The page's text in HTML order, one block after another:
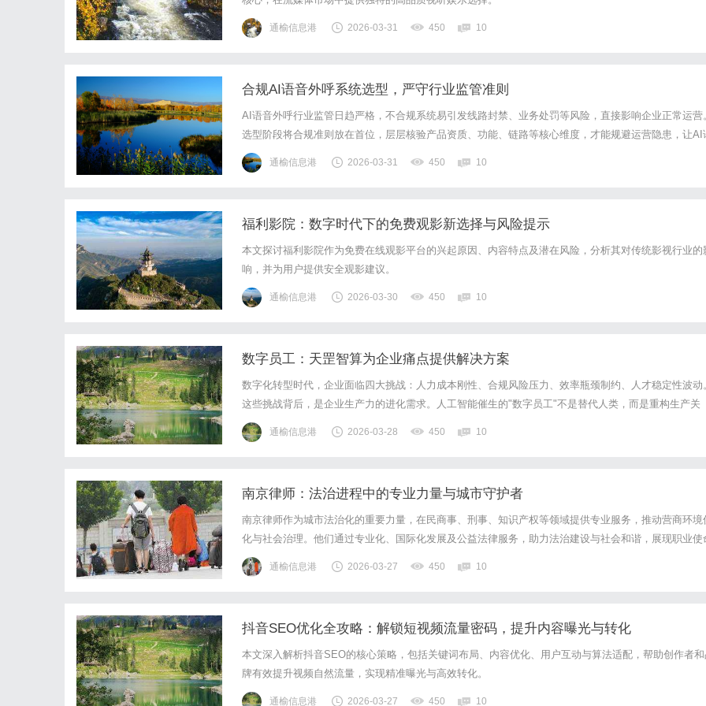
通榆信息港 2026-03-31 450 10
合规AI语音外呼系统选型，严守行业监管准则
AI语音外呼行业监管日趋严格，不合规系统易引发线路封禁、业务处罚等风险，直接影响企业正常运营
选型阶段将合规准则放在首位，层层核验产品资质、功能、链路等核心维度，才能规避运营隐患，让AI
音外呼业务在合规框架内平稳落地。服务商合规资质核验选型首要环节核查服务商主体资质，确认具备
值电信业务经营许可、呼叫中心业务备案等正规手续，资质文件处于有效期限内，且业务范...
通榆信息港 2026-03-31 450 10
福利影院：数字时代下的免费观影新选择与风险提示
本文探讨福利影院作为免费在线观影平台的兴起原因、内容特点及潜在风险，分析其对传统影视行业的
响，并为用户提供安全观影建议。
通榆信息港 2026-03-30 450 10
数字员工：天罡智算为企业痛点提供解决方案
数字化转型时代，企业面临四大挑战：人力成本刚性、合规风险压力、效率瓶颈制约、人才稳定性波动
这些挑战背后，是企业生产力的进化需求。人工智能催生的"数字员工"不是替代人类，而是重构生产关
系。天罡智算的数字员工解决方案为企业提供技术桥梁，帮助穿越这些挑战。人力成本结构刚性解决方
传统人工模式：薪酬、社保、福利等支出构成固定成本结构，缺乏弹性。一个普通文员的年成本...
通榆信息港 2026-03-28 450 10
南京律师：法治进程中的专业力量与城市守护者
南京律师作为城市法治化的重要力量，在民商事、刑事、知识产权等领域提供专业服务，推动营商环境
化与社会治理。他们通过专业化、国际化发展及公益法律服务，助力法治建设与社会和谐，展现职业使
感与责任感。
通榆信息港 2026-03-27 450 10
抖音SEO优化全攻略：解锁短视频流量密码，提升内容曝光与转化
本文深入解析抖音SEO的核心策略，包括关键词布局、内容优化、用户互动与算法适配，帮助创作者和
牌有效提升视频自然流量，实现精准曝光与高效转化。
通榆信息港 2026-03-27 450 10